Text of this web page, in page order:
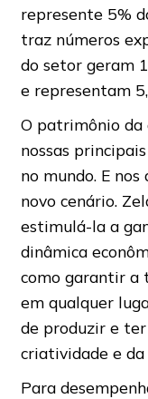
represente 5%
traz números
do setor geram
e representam
O patrimônio da
nossas
no mundo. E
novo cenário.
estimulá-la a
dinâmica
como garantir a
em qualquer
de produzir e ter
criatividade e da
Para